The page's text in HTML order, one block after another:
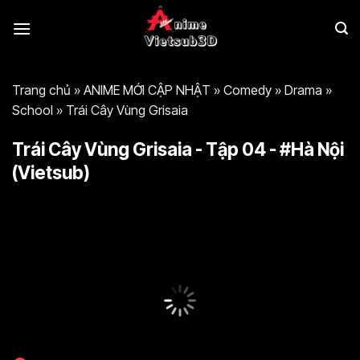
qua
Trang chủ » ANIME MỚI CẬP NHẬT » Comedy » Drama »
School » Trái Cây Vùng Grisaia
Trái Cây Vùng Grisaia - Tập 04 - #Hà Nội
(Vietsub)